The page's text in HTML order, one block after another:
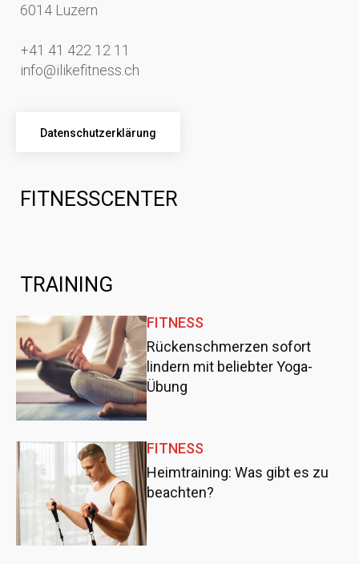
6014 Luzern
+41 41 422 12 11
info@ilikefitness.ch
Datenschutzerklärung
FITNESSCENTER
TRAINING
FITNESS
Rückenschmerzen sofort
lindern mit beliebter Yoga-
Übung
FITNESS
Heimtraining: Was gibt es zu
beachten?